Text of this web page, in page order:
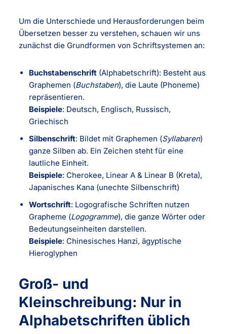
Um die Unterschiede und Herausforderungen beim
Übersetzen besser zu verstehen, schauen wir uns
zunächst die Grundformen von Schriftsystemen an:
Buchstabenschrift (Alphabetschrift): Besteht aus
Graphemen (Buchstaben), die Laute (Phoneme)
repräsentieren.
Beispiele: Deutsch, Englisch, Russisch,
Griechisch
Silbenschrift: Bildet mit Graphemen (Syllabaren)
ganze Silben ab. Ein Zeichen steht für eine
lautliche Einheit.
Beispiele: Cherokee, Linear A & Linear B (Kreta),
Japanisches Kana (unechte Silbenschrift)
Wortschrift: Logografische Schriften nutzen
Grapheme (Logogramme), die ganze Wörter oder
Bedeutungseinheiten darstellen.
Beispiele: Chinesisches Hanzi, ägyptische
Hieroglyphen
Groß- und
Kleinschreibung: Nur in
Alphabetschriften üblich